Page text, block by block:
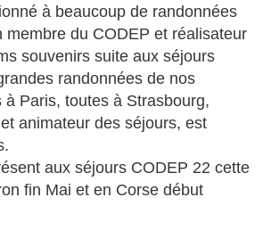
à beaucoup de randonnées
membre du CODEP et réalisateur
souvenirs suite aux séjours
randonnées de nos
à Paris, toutes à Strasbourg,
animateur des séjours, est
aux séjours CODEP 22 cette
fin Mai et en Corse début